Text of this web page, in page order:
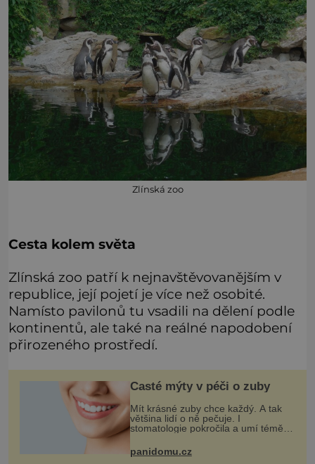
Zlínská zoo
Cesta kolem světa
Zlínská zoo patří k nejnavštěvovanějším v
republice, její pojetí je více než osobité.
Namísto pavilonů tu vsadili na dělení podle
kontinentů, ale také na reálné napodobení
přirozeného prostředí.
Časté mýty v péči o zuby
Mít krásné zuby chce každý. A tak
většina lidí o ně pečuje. I
stomatologie pokročila a umí téměř
které se tradují, nedaří vyvrátit.
Které? Večer místo čištění s
panidomu.cz